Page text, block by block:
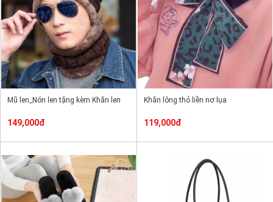
Mũ len_Nón len tặng kèm Khăn len
149,000đ
Khăn lông thỏ liền nơ lụa
119,000đ